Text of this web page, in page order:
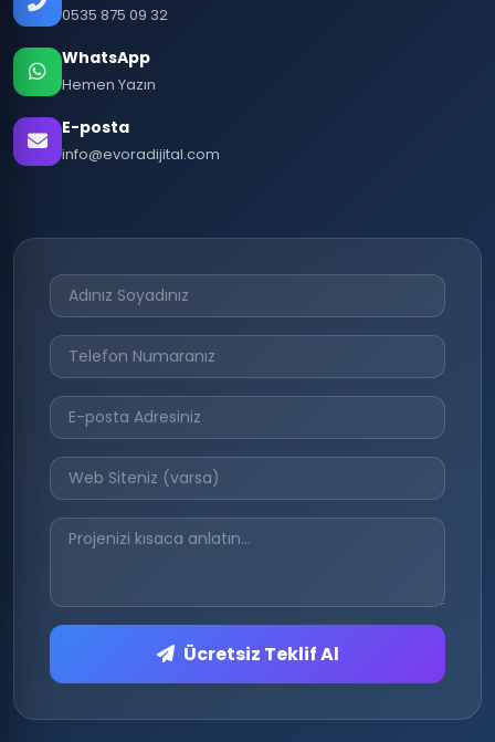
0535 875 09 32
WhatsApp
Hemen Yazın
E-posta
info@evoradijital.com
Ücretsiz Teklif Al